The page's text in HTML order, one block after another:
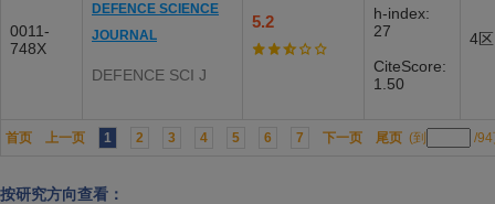
0011-
748X
DEFENCE SCIENCE
JOURNAL
DEFENCE SCI J
5.2
h-index:
27
CiteScore:
1.50
4区
首页 上一页 1 2 3 4 5 6 7 下一页 尾页 (到 /
按研究方向查看：